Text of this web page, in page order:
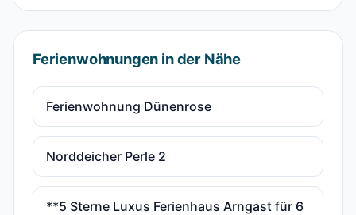
Ferienwohnungen in der Nähe
Ferienwohnung Dünenrose
Norddeicher Perle 2
**5 Sterne Luxus Ferienhaus Arngast für 6